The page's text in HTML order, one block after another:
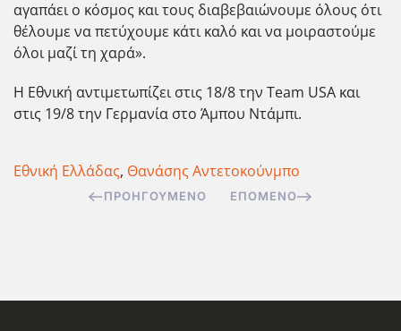
αγαπάει ο κόσμος και τους διαβεβαιώνουμε όλους ότι
θέλουμε να πετύχουμε κάτι καλό και να μοιραστούμε
όλοι μαζί τη χαρά».
Η Εθνική αντιμετωπίζει στις 18/8 την Team USA και
στις 19/8 την Γερμανία στο Άμπου Ντάμπι.
Εθνική Ελλάδας, Θανάσης Αντετοκούνμπο
ΠΡΟΗΓΟΎΜΕΝΟ ΕΠΌΜΕΝΟ